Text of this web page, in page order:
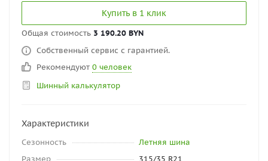
Купить в 1 клик
Общая стоимость 3 190.20 BYN
Собственный сервис с гарантией.
Рекомендуют 0 человек
Шинный калькулятор
Характеристики
Сезонность
Летняя шина
Размер
315/35 R21